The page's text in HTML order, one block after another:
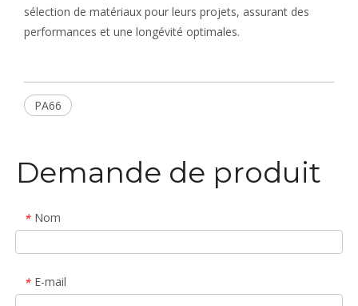
sélection de matériaux pour leurs projets, assurant des
performances et une longévité optimales.
PA66
Demande de produit
* Nom
* E-mail